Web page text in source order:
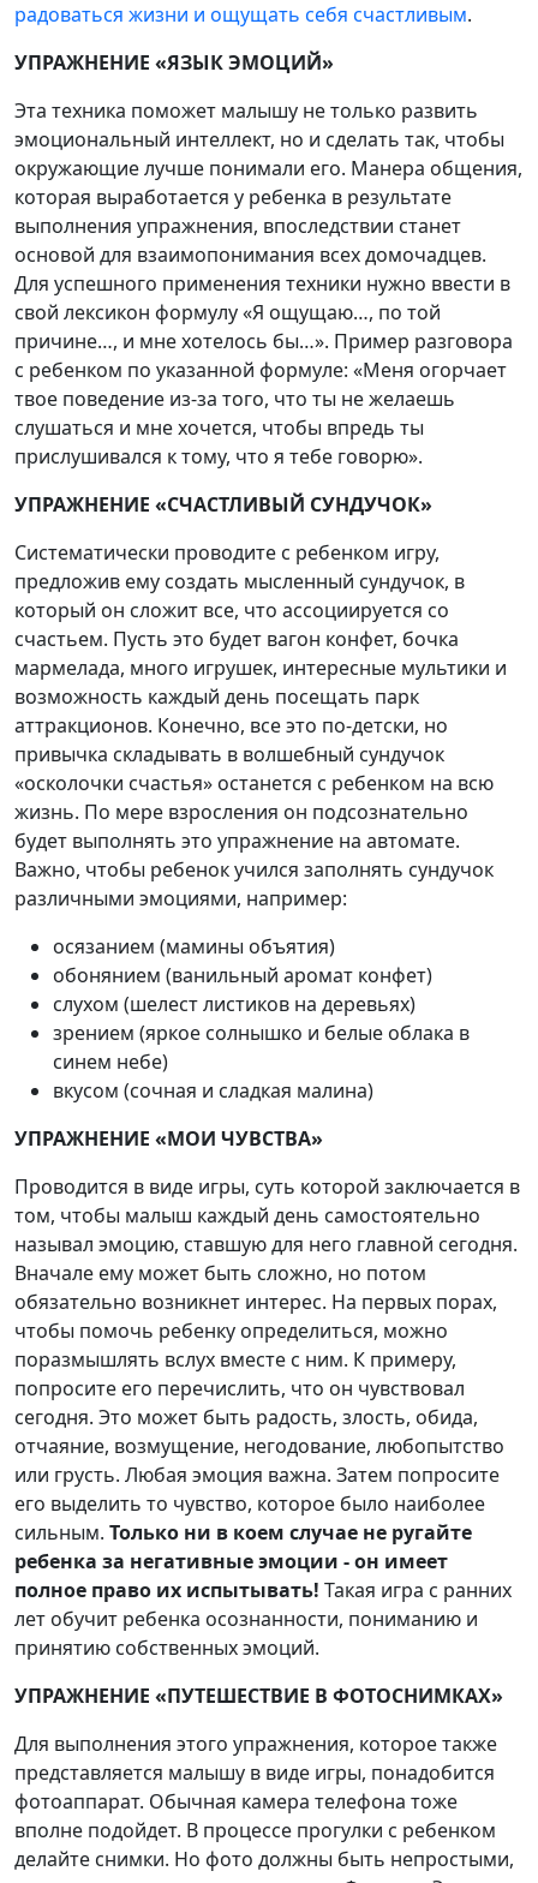
радоваться жизни и ощущать себя счастливым.
УПРАЖНЕНИЕ «ЯЗЫК ЭМОЦИЙ»
Эта техника поможет малышу не только развить
эмоциональный интеллект, но и сделать так, чтобы
окружающие лучше понимали его. Манера общения,
которая выработается у ребенка в результате
выполнения упражнения, впоследствии станет
основой для взаимопонимания всех домочадцев.
Для успешного применения техники нужно ввести в
свой лексикон формулу «Я ощущаю…, по той
причине…, и мне хотелось бы…». Пример разговора
с ребенком по указанной формуле: «Меня огорчает
твое поведение из-за того, что ты не желаешь
слушаться и мне хочется, чтобы впредь ты
прислушивался к тому, что я тебе говорю».
УПРАЖНЕНИЕ «СЧАСТЛИВЫЙ СУНДУЧОК»
Систематически проводите с ребенком игру,
предложив ему создать мысленный сундучок, в
который он сложит все, что ассоциируется со
счастьем. Пусть это будет вагон конфет, бочка
мармелада, много игрушек, интересные мультики и
возможность каждый день посещать парк
аттракционов. Конечно, все это по-детски, но
привычка складывать в волшебный сундучок
«осколочки счастья» останется с ребенком на всю
жизнь. По мере взросления он подсознательно
будет выполнять это упражнение на автомате.
Важно, чтобы ребенок учился заполнять сундучок
различными эмоциями, например:
осязанием (мамины объятия)
обонянием (ванильный аромат конфет)
слухом (шелест листиков на деревьях)
зрением (яркое солнышко и белые облака в
синем небе)
вкусом (сочная и сладкая малина)
УПРАЖНЕНИЕ «МОИ ЧУВСТВА»
Проводится в виде игры, суть которой заключается в
том, чтобы малыш каждый день самостоятельно
называл эмоцию, ставшую для него главной сегодня.
Вначале ему может быть сложно, но потом
обязательно возникнет интерес. На первых порах,
чтобы помочь ребенку определиться, можно
поразмышлять вслух вместе с ним. К примеру,
попросите его перечислить, что он чувствовал
сегодня. Это может быть радость, злость, обида,
отчаяние, возмущение, негодование, любопытство
или грусть. Любая эмоция важна. Затем попросите
его выделить то чувство, которое было наиболее
сильным. Только ни в коем случае не ругайте
ребенка за негативные эмоции - он имеет
полное право их испытывать! Такая игра с ранних
лет обучит ребенка осознанности, пониманию и
принятию собственных эмоций.
УПРАЖНЕНИЕ «ПУТЕШЕСТВИЕ В ФОТОСНИМКАХ»
Для выполнения этого упражнения, которое также
представляется малышу в виде игры, понадобится
фотоаппарат. Обычная камера телефона тоже
вполне подойдет. В процессе прогулки с ребенком
делайте снимки. Но фото должны быть непростыми,